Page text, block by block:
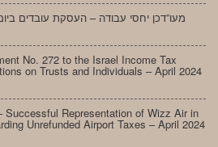
מעו”דכן יחסי עבודה – העסקת עובדים
No. 272 to the Israel Income Tax
on Trusts and Individuals – April 2024
Successful Representation of Wizz Air in
Unrefunded Airport Taxes – April 2024